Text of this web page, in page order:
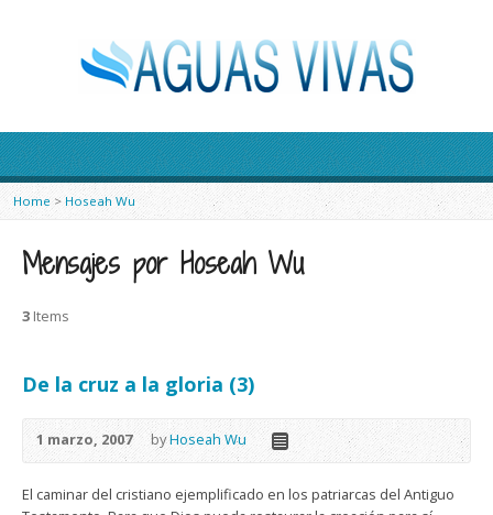
Home > Hoseah Wu
Mensajes por Hoseah Wu
3 Items
De la cruz a la gloria (3)
1 marzo, 2007 byHoseah Wu
El caminar del cristiano ejemplificado en los patriarcas del Antiguo